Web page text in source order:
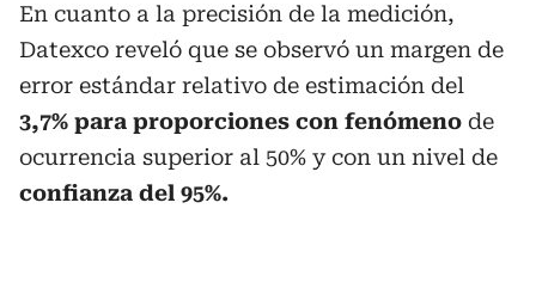
En cuanto a la precisión de la medición,
Datexco reveló que se observó un margen de
error estándar relativo de estimación del
3,7% para proporciones con fenómeno de
ocurrencia superior al 50% y con un nivel de
confianza del 95%.